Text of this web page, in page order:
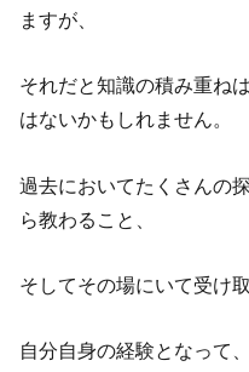
ますが、
それだと知識の積み重ね
はないかもしれません。
過去においてたくさんの
ら教わること、
そしてその場にいて受け
自分自身の経験となって